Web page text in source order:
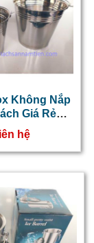
Không Nắp
Giá Rẻ
hệ